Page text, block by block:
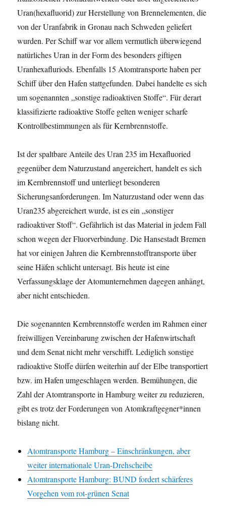
Uran(hexafluorid) zur Herstellung von Brennelementen, die
von der Uranfabrik in Gronau nach Schweden geliefert
wurden. Per Schiff war vor allem vermutlich überwiegend
natürliches Uran in der Form des besonders giftigen
Uranhexafluriods. Ebenfalls 15 Atomtransporte haben per
Schiff über den Hafen stattgefunden. Dabei handelte es sich
um sogenannten „sonstige radioaktiven Stoffe“. Für derart
klassifizierte radioaktive Stoffe gelten weniger scharfe
Kontrollbestimmungen als für Kernbrennstoffe.
Ist der spaltbare Anteile des Uran 235 im Hexafluoried
gegenüber dem Naturzustand angereichert, handelt es sich
im Kernbrennstoff und unterliegt besonderen
Sicherungsanforderungen. Im Naturzustand oder wenn das
Uran235 abgereichert wurde, ist es ein „sonstiger
radioaktiver Stoff“. Gefährlich ist das Material in jedem Fall
schon wegen der Fluorverbindung. Die Hansestadt Bremen
hat vor einigen Jahren die Kernbrennstofftransporte über
seine Häfen schlicht untersagt. Bis heute ist eine
Verfassungsklage der Atomunternehmen dagegen anhängt,
aber nicht entschieden.
Die sogenannten Kernbrennstoffe werden im Rahmen einer
freiwilligen Vereinbarung zwischen der Hafenwirtschaft
und dem Senat nicht mehr verschifft. Lediglich sonstige
radioaktive Stoffe dürfen weiterhin auf der Elbe transportiert
bzw. im Hafen umgeschlagen werden. Bemühungen, die
Zahl der Atomtransporte in Hamburg weiter zu reduzieren,
gibt es trotz der Forderungen von Atomkraftgegner*innen
bislang nicht.
Atomtransporte Hamburg – Einschränkungen, aber
weiter internationale Uran-Drehscheibe
Atomtransporte Hamburg: BUND fordert schärferes
Vorgehen vom rot-grünen Senat